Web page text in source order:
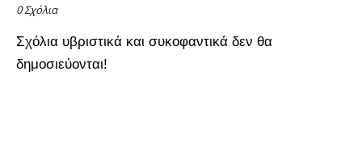
0 Σχόλια
Σχόλια υβριστικά και συκοφαντικά δεν θα
δημοσιεύονται!